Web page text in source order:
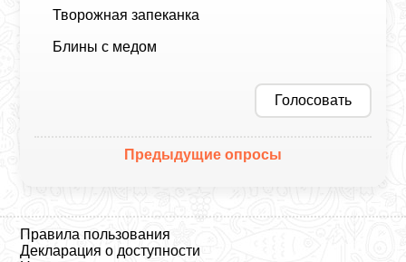
Творожная запеканка
Блины с медом
Голосовать
Предыдущие опросы
Правила пользования
Декларация о доступности